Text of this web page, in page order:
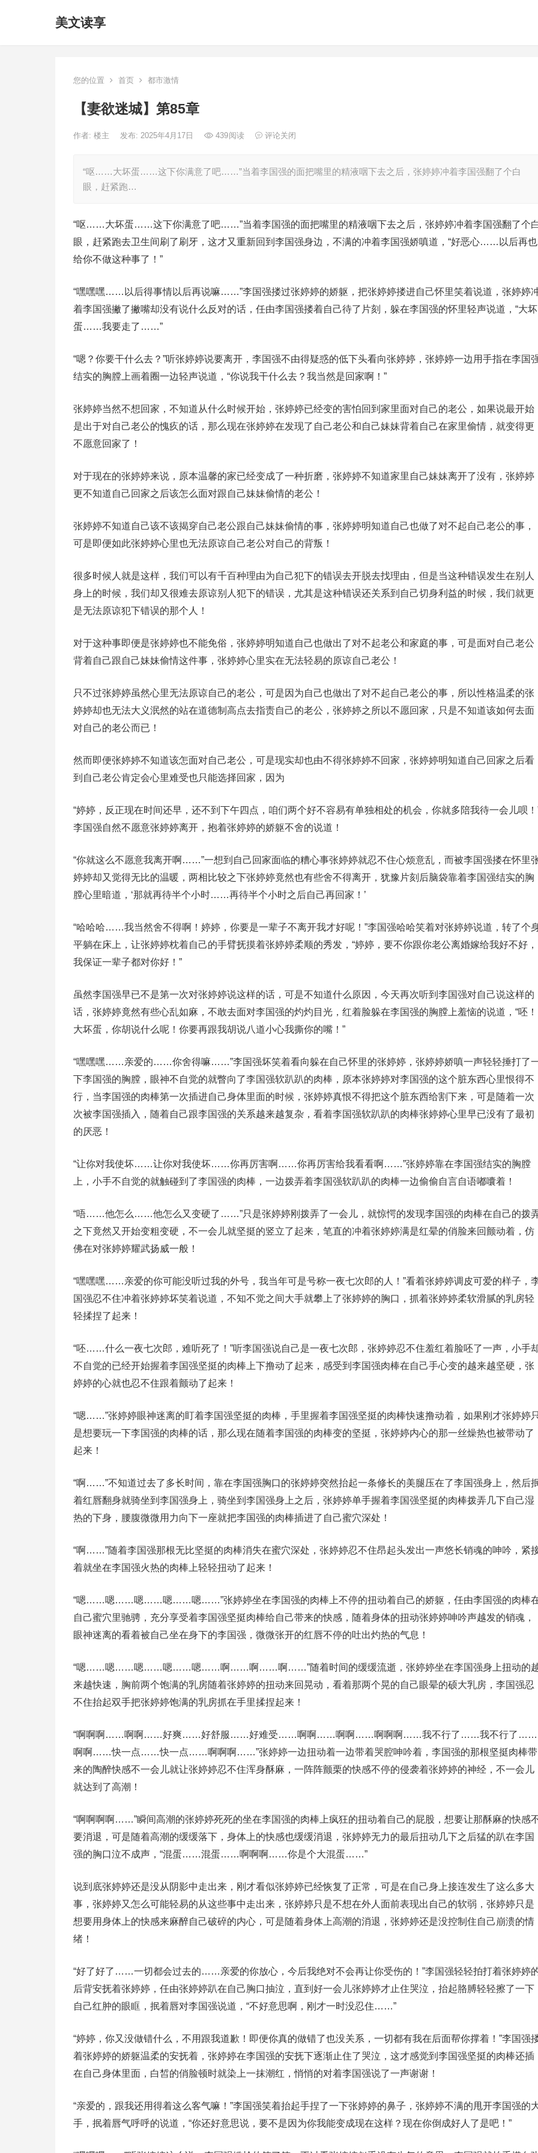
美文读享
您的位置 首页 都市激情
【妻欲迷城】第85章
作者: 楼主 发布: 2025年4月17日 439阅读 评论关闭
“呕……大坏蛋……这下你满意了吧……”当着李国强的面把嘴里的精液咽下去之后，张婷婷冲着李国强翻了个白
眼，赶紧跑…
“呕……大坏蛋……这下你满意了吧……”当着李国强的面把嘴里的精液咽下去之后，张婷婷冲着李国强翻了个
眼，赶紧跑去卫生间刷了刷牙，这才又重新回到李国强身边，不满的冲着李国强娇嗔道，“好恶心……以后再也
给你不做这种事了！”
“嘿嘿嘿……以后得事情以后再说嘛……”李国强搂过张婷婷的娇躯，把张婷婷搂进自己怀里笑着说道，张婷婷
着李国强撇了撇嘴却没有说什么反对的话，任由李国强搂着自己待了片刻，躲在李国强的怀里轻声说道，“大坏
蛋……我要走了……”
“嗯？你要干什么去？”听张婷婷说要离开，李国强不由得疑惑的低下头看向张婷婷，张婷婷一边用手指在李国
结实的胸膛上画着圈一边轻声说道，“你说我干什么去？我当然是回家啊！”
张婷婷当然不想回家，不知道从什么时候开始，张婷婷已经变的害怕回到家里面对自己的老公，如果说最开始
是出于对自己老公的愧疚的话，那么现在张婷婷在发现了自己老公和自己妹妹背着自己在家里偷情，就变得更
不愿意回家了！
对于现在的张婷婷来说，原本温馨的家已经变成了一种折磨，张婷婷不知道家里自己妹妹离开了没有，张婷婷
更不知道自己回家之后该怎么面对跟自己妹妹偷情的老公！
张婷婷不知道自己该不该揭穿自己老公跟自己妹妹偷情的事，张婷婷明知道自己也做了对不起自己老公的事，
可是即便如此张婷婷心里也无法原谅自己老公对自己的背叛！
很多时候人就是这样，我们可以有千百种理由为自己犯下的错误去开脱去找理由，但是当这种错误发生在别人
身上的时候，我们却又很难去原谅别人犯下的错误，尤其是这种错误还关系到自己切身利益的时候，我们就更
是无法原谅犯下错误的那个人！
对于这种事即便是张婷婷也不能免俗，张婷婷明知道自己也做出了对不起老公和家庭的事，可是面对自己老公
背着自己跟自己妹妹偷情这件事，张婷婷心里实在无法轻易的原谅自己老公！
只不过张婷婷虽然心里无法原谅自己的老公，可是因为自己也做出了对不起自己老公的事，所以性格温柔的张
婷婷却也无法大义泯然的站在道德制高点去指责自己的老公，张婷婷之所以不愿回家，只是不知道该如何去面
对自己的老公而已！
然而即便张婷婷不知道该怎面对自己老公，可是现实却也由不得张婷婷不回家，张婷婷明知道自己回家之后看
到自己老公肯定会心里难受也只能选择回家，因为
“婷婷，反正现在时间还早，还不到下午四点，咱们两个好不容易有单独相处的机会，你就多陪我待一会儿呗！
李国强自然不愿意张婷婷离开，抱着张婷婷的娇躯不舍的说道！
“你就这么不愿意我离开啊……”一想到自己回家面临的糟心事张婷婷就忍不住心烦意乱，而被李国强搂在怀里
婷婷却又觉得无比的温暖，两相比较之下张婷婷竟然也有些舍不得离开，犹豫片刻后脑袋靠着李国强结实的胸
膛心里暗道，‘那就再待半个小时……再待半个小时之后自己再回家！’
“哈哈哈……我当然舍不得啊！婷婷，你要是一辈子不离开我才好呢！”李国强哈哈笑着对张婷婷说道，转了个
平躺在床上，让张婷婷枕着自己的手臂抚摸着张婷婷柔顺的秀发，“婷婷，要不你跟你老公离婚嫁给我好不好，
我保证一辈子都对你好！”
虽然李国强早已不是第一次对张婷婷说这样的话，可是不知道什么原因，今天再次听到李国强对自己说这样的
话，张婷婷竟然有些心乱如麻，不敢去面对李国强的灼灼目光，红着脸躲在李国强的胸膛上羞恼的说道，“呸！
大坏蛋，你胡说什么呢！你要再跟我胡说八道小心我撕你的嘴！”
“嘿嘿嘿……亲爱的……你舍得嘛……”李国强坏笑着看向躲在自己怀里的张婷婷，张婷婷娇嗔一声轻轻捶打了
下李国强的胸膛，眼神不自觉的就瞥向了李国强软趴趴的肉棒，原本张婷婷对李国强的这个脏东西心里恨得不
行，当李国强的肉棒第一次插进自己身体里面的时候，张婷婷真恨不得把这个脏东西给割下来，可是随着一次
次被李国强插入，随着自己跟李国强的关系越来越复杂，看着李国强软趴趴的肉棒张婷婷心里早已没有了最初
的厌恶！
“让你对我使坏……让你对我使坏……你再厉害啊……你再厉害给我看看啊……”张婷婷靠在李国强结实的胸膛
上，小手不自觉的就触碰到了李国强的肉棒，一边拨弄着李国强软趴趴的肉棒一边偷偷自言自语嘟囔着！
“唔……他怎么……他怎么又变硬了……”只是张婷婷刚拨弄了一会儿，就惊愕的发现李国强的肉棒在自己的拨
之下竟然又开始变粗变硬，不一会儿就坚挺的竖立了起来，笔直的冲着张婷婷满是红晕的俏脸来回颤动着，仿
佛在对张婷婷耀武扬威一般！
“嘿嘿嘿……亲爱的你可能没听过我的外号，我当年可是号称一夜七次郎的人！”看着张婷婷调皮可爱的样子，
国强忍不住冲着张婷婷坏笑着说道，不知不觉之间大手就攀上了张婷婷的胸口，抓着张婷婷柔软滑腻的乳房轻
轻揉捏了起来！
“呸……什么一夜七次郎，难听死了！”听李国强说自己是一夜七次郎，张婷婷忍不住羞红着脸呸了一声，小手
不自觉的已经开始握着李国强坚挺的肉棒上下撸动了起来，感受到李国强肉棒在自己手心变的越来越坚硬，张
婷婷的心就也忍不住跟着颤动了起来！
“嗯……”张婷婷眼神迷离的盯着李国强坚挺的肉棒，手里握着李国强坚挺的肉棒快速撸动着，如果刚才张婷婷
是想要玩一下李国强的肉棒的话，那么现在随着李国强的肉棒变的坚挺，张婷婷内心的那一丝燥热也被带动了
起来！
“啊……”不知道过去了多长时间，靠在李国强胸口的张婷婷突然抬起一条修长的美腿压在了李国强身上，然后
着红唇翻身就骑坐到李国强身上，骑坐到李国强身上之后，张婷婷单手握着李国强坚挺的肉棒拨弄几下自己湿
热的下身，腰腹微微用力向下一座就把李国强的肉棒插进了自己蜜穴深处！
“啊……”随着李国强那根无比坚挺的肉棒消失在蜜穴深处，张婷婷忍不住昂起头发出一声悠长销魂的呻吟，紧
着就坐在李国强火热的肉棒上轻轻扭动了起来！
“嗯……嗯……嗯……嗯……嗯……”张婷婷坐在李国强的肉棒上不停的扭动着自己的娇躯，任由李国强的肉棒
自己蜜穴里驰骋，充分享受着李国强坚挺肉棒给自己带来的快感，随着身体的扭动张婷婷呻吟声越发的销魂，
眼神迷离的看着被自己坐在身下的李国强，微微张开的红唇不停的吐出灼热的气息！
“嗯……嗯……嗯……嗯……嗯……啊……啊……啊……”随着时间的缓缓流逝，张婷婷坐在李国强身上扭动的
来越快速，胸前两个饱满的乳房随着张婷婷的扭动来回晃动，看着那两个晃的自己眼晕的硕大乳房，李国强忍
不住抬起双手把张婷婷饱满的乳房抓在手里揉捏起来！
“啊啊啊……啊啊……好爽……好舒服……好难受……啊啊……啊啊……啊啊啊……我不行了……我不行了……
啊啊……快一点……快一点……啊啊啊……”张婷婷一边扭动着一边带着哭腔呻吟着，李国强的那根坚挺肉棒带
来的陶醉快感不一会儿就让张婷婷忍不住浑身酥麻，一阵阵颤栗的快感不停的侵袭着张婷婷的神经，不一会儿
就达到了高潮！
“啊啊啊啊……”瞬间高潮的张婷婷死死的坐在李国强的肉棒上疯狂的扭动着自己的屁股，想要让那酥麻的快感
要消退，可是随着高潮的缓缓落下，身体上的快感也缓缓消退，张婷婷无力的最后扭动几下之后猛的趴在李国
强的胸口泣不成声，“混蛋……混蛋……啊啊啊……你是个大混蛋……”
说到底张婷婷还是没从阴影中走出来，刚才看似张婷婷已经恢复了正常，可是在自己身上接连发生了这么多大
事，张婷婷又怎么可能轻易的从这些事中走出来，张婷婷只是不想在外人面前表现出自己的软弱，张婷婷只是
想要用身体上的快感来麻醉自己破碎的内心，可是随着身体上高潮的消退，张婷婷还是没控制住自己崩溃的情
绪！
“好了好了……一切都会过去的……亲爱的你放心，今后我绝对不会再让你受伤的！”李国强轻轻拍打着张婷婷
后背安抚着张婷婷，任由张婷婷趴在自己胸口抽泣，直到好一会儿张婷婷才止住哭泣，抬起胳膊轻轻擦了一下
自己红肿的眼眶，抿着唇对李国强说道，“不好意思啊，刚才一时没忍住……”
“婷婷，你又没做错什么，不用跟我道歉！即便你真的做错了也没关系，一切都有我在后面帮你撑着！”李国强
着张婷婷的娇躯温柔的安抚着，张婷婷在李国强的安抚下逐渐止住了哭泣，这才感觉到李国强坚挺的肉棒还插
在自己身体里面，白皙的俏脸顿时就染上一抹潮红，悄悄的对着李国强说了一声谢谢！
“亲爱的，跟我还用得着这么客气嘛！”李国强笑着抬起手捏了一下张婷婷的鼻子，张婷婷不满的甩开李国强的
手，抿着唇气呼呼的说道，“你还好意思说，要不是因为你我能变成现在这样？现在你倒成好人了是吧！”